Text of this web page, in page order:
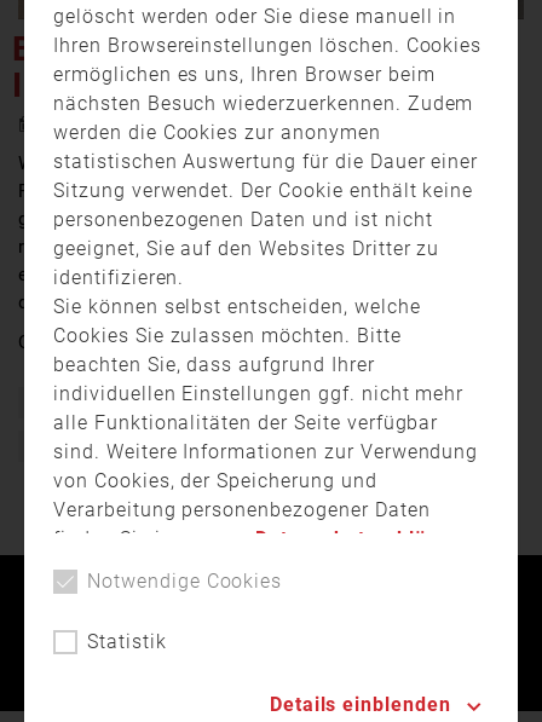
BRANDÜBUNG IN
INNKLINIKUM
8. Mai 2023 0:00
Was tun, wenn es ernst wird? Die Antwort auf diese
Frage hat das InnKlinikum Altötting am Wochenende
geprobt. Mit einer großangelegten Übung wurde das
richtige Verhalten in einem Brandfall geübt. Mit dabei
ein Großaufgebot der Feuerwehr und Rettungskräfte,
das verschiedene Probleme zu lösen hatte.
Quelle:RFO
Bayern Brand Feuerwehr Freiwillige Feuerwehr
Großübung Krankenhaus Übung
gelöscht werden oder Sie diese manuell in
Ihren Browsereinstellungen löschen. Cookies
ermöglichen es uns, Ihren Browser beim
nächsten Besuch wiederzuerkennen. Zudem
werden die Cookies zur anonymen
statistischen Auswertung für die Dauer einer
Sitzung verwendet. Der Cookie enthält keine
personenbezogenen Daten und ist nicht
geeignet, Sie auf den Websites Dritter zu
identifizieren.
Sie können selbst entscheiden, welche
Cookies Sie zulassen möchten. Bitte
beachten Sie, dass aufgrund Ihrer
individuellen Einstellungen ggf. nicht mehr
alle Funktionalitäten der Seite verfügbar
sind. Weitere Informationen zur Verwendung
von Cookies, der Speicherung und
Verarbeitung personenbezogener Daten
finden Sie in unserer Datenschutzerklärung
Notwendige Cookies
Statistik
Details einblenden